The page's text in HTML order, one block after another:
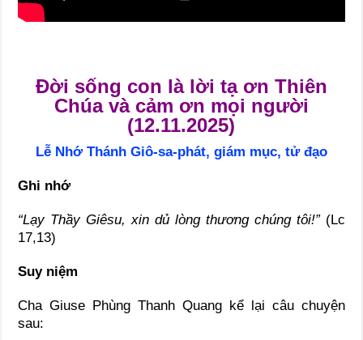
Đời sống con là lời tạ ơn Thiên
Chúa và cảm ơn mọi người
(12.11.2025)
Lễ Nhớ Thánh Giô-sa-phát, giám mục, tử đạo
Ghi nhớ
“Lạy Thầy Giêsu, xin dủ lòng thương chúng tôi!”(Lc
17,13)
Suy niệm
Cha Giuse Phùng Thanh Quang kể lại câu chuyện
sau: